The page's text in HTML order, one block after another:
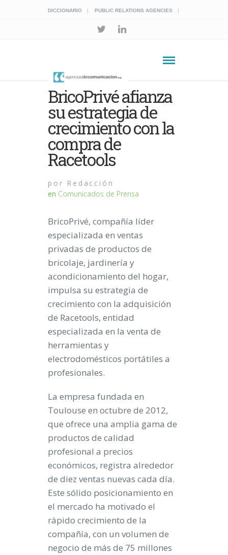
DICCIONARIO PUBLIC RELATIONS AGENCIES
BricoPrivé afianza
su estrategia de
crecimiento con la
compra de
Racetools
por Redacción
en Comunicados de Prensa
BricoPrivé, compañía líder
especializada en ventas
privadas de productos de
bricolaje, jardinería y
acondicionamiento del hogar,
impulsa su estrategia de
crecimiento con la adquisición
de Racetools, entidad
especializada en la venta de
herramientas y
electrodomésticos portátiles a
profesionales.
La empresa fundada en
Toulouse en octubre de 2012,
que ofrece una amplia gama de
productos de calidad
profesional a precios
económicos, registra alrededor
de diez ventas nuevas cada día.
Este sólido posicionamiento en
el mercado ha motivado el
rápido crecimiento de la
compañía, con un volumen de
negocio de más de 75 millones